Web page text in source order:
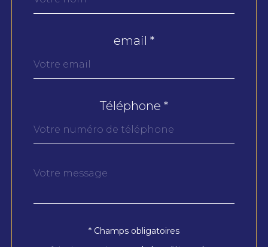
email *
Téléphone *
Fieldset
défaut
Message
Validation* Champs obligatoires